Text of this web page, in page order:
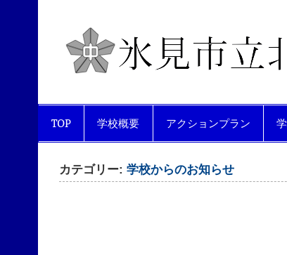
TOP 学校概要 アクションプラン
カテゴリー:学校からのお知らせ